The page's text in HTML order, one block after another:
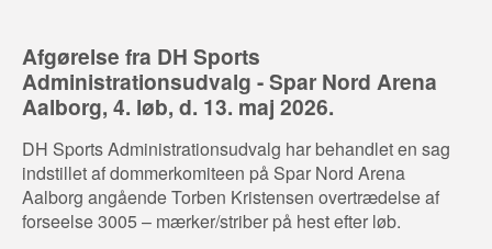
Afgørelse fra DH Sports
Administrationsudvalg - Spar Nord Arena
Aalborg, 4. løb, d. 13. maj 2026.
DH Sports Administrationsudvalg har behandlet en sag
indstillet af dommerkomiteen på Spar Nord Arena
Aalborg angående Torben Kristensen overtrædelse af
forseelse 3005 – mærker/striber på hest efter løb.